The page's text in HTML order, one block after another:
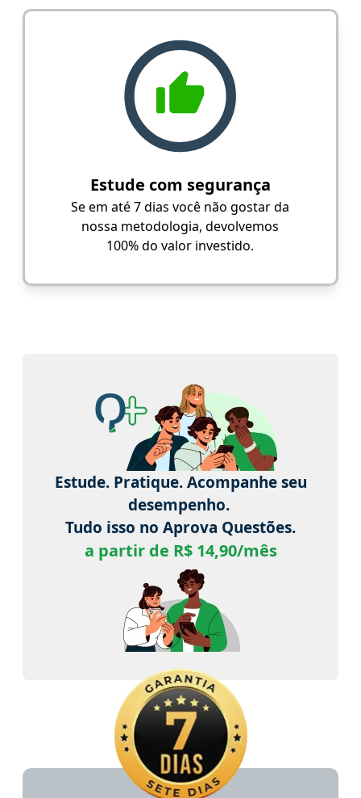
Estude com segurança
Se em até 7 dias você não gostar da
nossa metodologia, devolvemos
100% do valor investido.
Estude. Pratique. Acompanhe seu
desempenho.
Tudo isso no Aprova Questões.
a partir de R$ 14,90/mês